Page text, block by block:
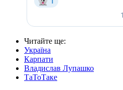
Читайте ще:
Україна
Карпати
Владислав Лупашко
ТаТоТаке